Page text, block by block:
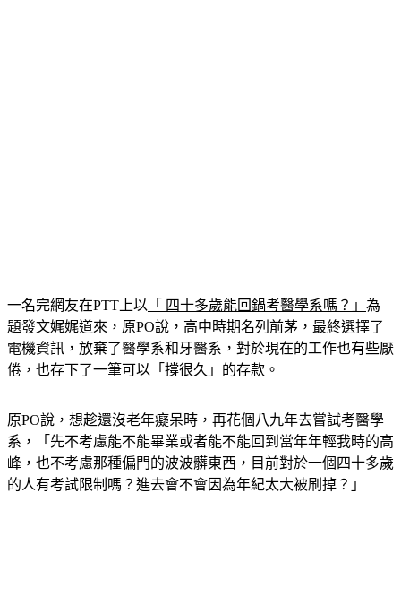
題發文娓娓道來，原PO說，高中時期名列前茅，最終選擇了
電機資訊，放棄了醫學系和牙醫系，對於現在的工作也有些厭
倦，也存下了一筆可以「撐很久」的存款。
系，「先不考慮能不能畢業或者能不能回到當年年輕我時的高
峰，也不考慮那種偏門的波波髒東西，目前對於一個四十多歲
的人有考試限制嗎？進去會不會因為年紀太大被刷掉？」